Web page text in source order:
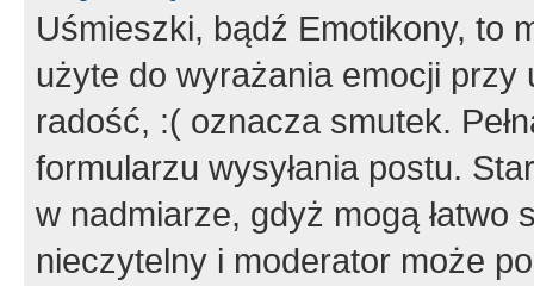
Uśmieszki, bądź Emotikony, to
użyte do wyrażania emocji
radość, :( oznacza smutek.
formularzu wysyłania postu.
w nadmiarze, gdyż mogą
nieczytelny i moderator może